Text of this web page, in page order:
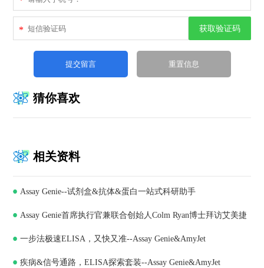
* 获取验证码
猜你喜欢
相关资料
Assay Genie--试剂盒&抗体&蛋白一站式科研助手
Assay Genie首席执行官兼联合创始人Colm Ryan博士拜访艾美捷
科技，深化合作共谋发展
一步法极速ELISA，又快又准--Assay Genie&AmyJet
疾病&信号通路，ELISA探索套装--Assay Genie&AmyJet